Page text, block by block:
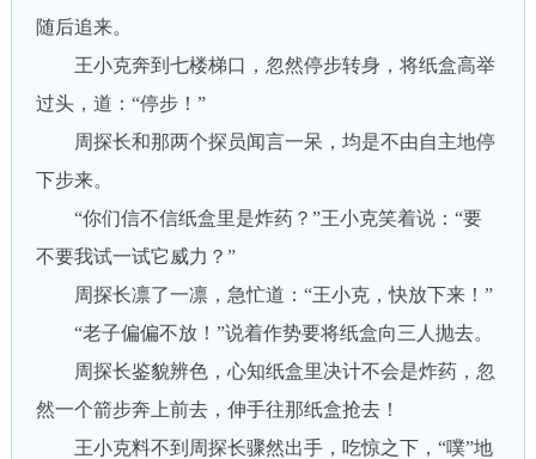
随后追来。
王小克奔到七楼梯口，忽然停步转身，将纸盒高举
过头，道：“停步！”
周探长和那两个探员闻言一呆，均是不由自主地停
下步来。
“你们信不信纸盒里是炸药？”王小克笑着说：“要
不要我试一试它威力？”
周探长凛了一凛，急忙道：“王小克，快放下来！”
“老子偏偏不放！”说着作势要将纸盒向三人抛去。
周探长鉴貌辨色，心知纸盒里决计不会是炸药，忽
然一个箭步奔上前去，伸手往那纸盒抢去！
王小克料不到周探长骤然出手，吃惊之下，“噗”地